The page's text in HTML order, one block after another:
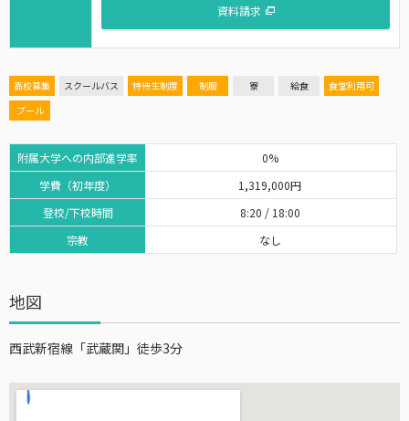
資料請求
高校募集 スクールバス 特待生制度 制服 寮 給食
食堂利用可
プール
附属大学への内部進学率
学費（初年度）
登校/下校時間
宗教
0%
1,319,000円
8:20 / 18:00
なし
地図
西武新宿線「武蔵関」徒歩3分